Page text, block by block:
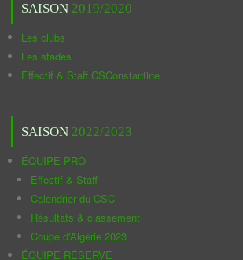
SAISON 2019/2020
Les clubs
Les stades
Effectif & Staff CSConstantine
SAISON 2022/2023
ÉQUIPE PRO
Effectif & Staff
Calendrier du CSC
Résultats & classement
Coupe d'Algérie 2023
ÉQUIPE RÉSERVE